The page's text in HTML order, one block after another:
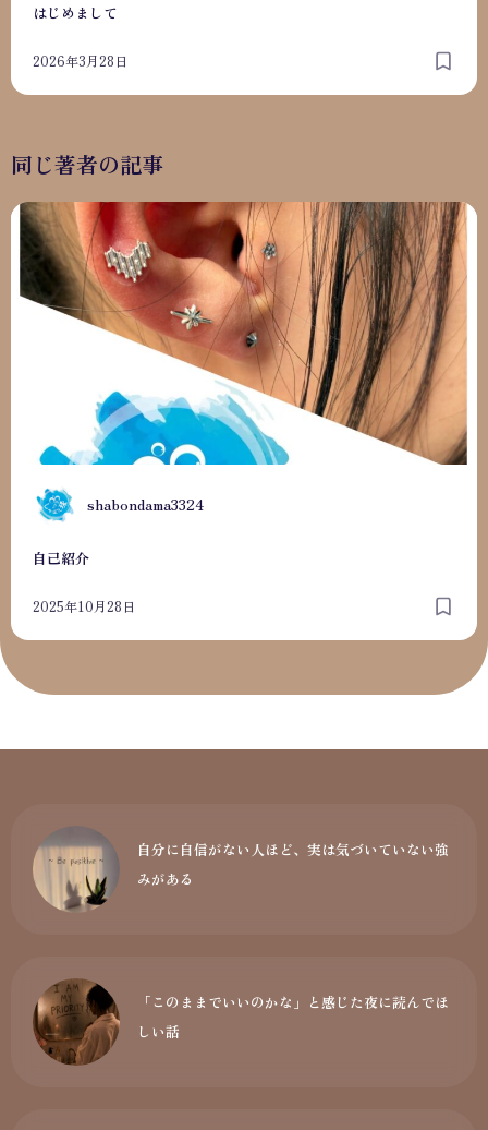
はじめまして
2026年3月28日
同じ著者の記事
S shabondama3324
自己紹介
2025年10月28日
自己紹介
自分に自信がない人ほど、実は気づいていない強
みがある
「このままでいいのかな」と感じた夜に読んでほ
しい話